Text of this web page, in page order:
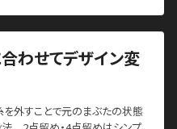
わせてデザイン変
を外すことで元のまぶたの状態